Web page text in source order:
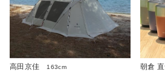
高田京佳
163cm
朝倉